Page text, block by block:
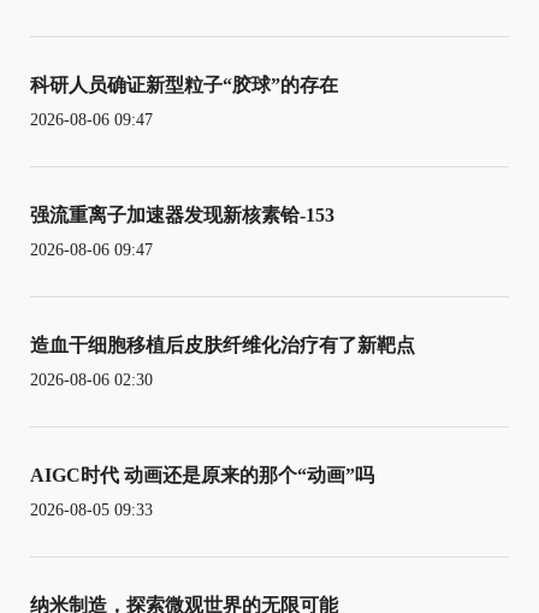
科研人员确证新型粒子“胶球”的存在
2026-08-06 09:47
强流重离子加速器发现新核素铪-153
2026-08-06 09:47
造血干细胞移植后皮肤纤维化治疗有了新靶点
2026-08-06 02:30
AIGC时代 动画还是原来的那个“动画”吗
2026-08-05 09:33
纳米制造，探索微观世界的无限可能